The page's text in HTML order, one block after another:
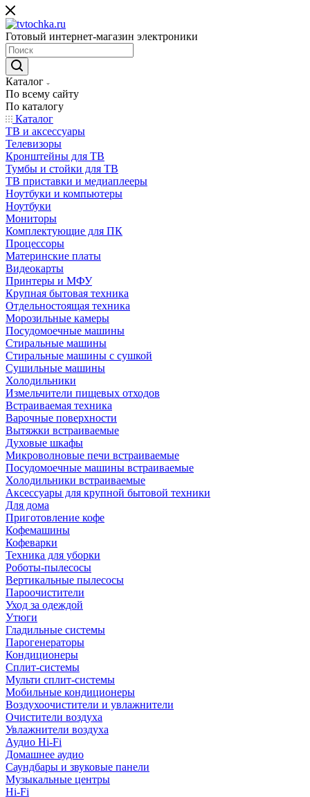
Готовый интернет-магазин электроники
Каталог
По всему сайту
По каталогу
Каталог
ТВ и аксессуары
Телевизоры
Кронштейны для ТВ
Тумбы и стойки для ТВ
ТВ приставки и медиаплееры
Ноутбуки и компьютеры
Ноутбуки
Мониторы
Комплектующие для ПК
Процессоры
Материнские платы
Видеокарты
Принтеры и МФУ
Крупная бытовая техника
Отдельностоящая техника
Морозильные камеры
Посудомоечные машины
Стиральные машины
Стиральные машины с сушкой
Сушильные машины
Холодильники
Измельчители пищевых отходов
Встраиваемая техника
Варочные поверхности
Вытяжки встраиваемые
Духовые шкафы
Микроволновые печи встраиваемые
Посудомоечные машины встраиваемые
Холодильники встраиваемые
Аксессуары для крупной бытовой техники
Для дома
Приготовление кофе
Кофемашины
Кофеварки
Техника для уборки
Роботы-пылесосы
Вертикальные пылесосы
Пароочистители
Уход за одеждой
Утюги
Гладильные системы
Парогенераторы
Кондиционеры
Сплит-системы
Мульти сплит-системы
Мобильные кондиционеры
Воздухоочистители и увлажнители
Очистители воздуха
Увлажнители воздуха
Аудио Hi-Fi
Домашнее аудио
Саундбары и звуковые панели
Музыкальные центры
Hi-Fi